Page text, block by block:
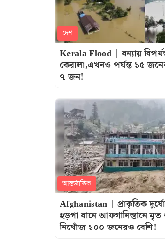
দেশ
Kerala Flood | বন্যায়
কেরালা,এখনও পর্যন্ত ১৫
৭ জন!
আন্তর্জাতিক
Afghanistan | প্রাকৃতিক
হড়পা বানে আফগানিস্তানে
নিখোঁজ ১০০ জনেরও বেশি!